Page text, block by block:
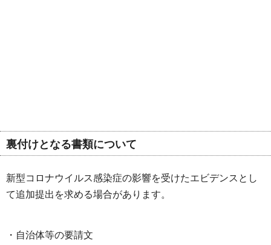
裏付けとなる書類について
新型コロナウイルス感染症の影響を受けたエビデンスとし
て追加提出を求める場合があります。
・自治体等の要請文